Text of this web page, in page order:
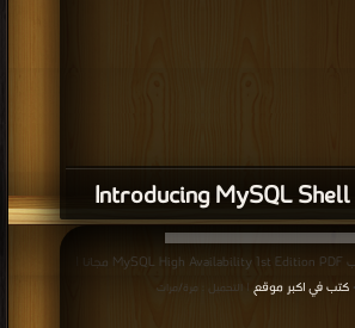
قراءة و تحميل كتاب كتاب MySQL High Availability 1st Edition PDF مجانا |
كتب في اكبر موقع | التحميل : مرة/مرات